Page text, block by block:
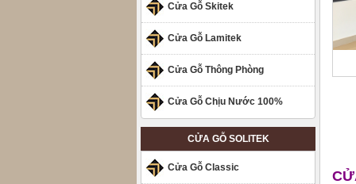
Cửa Gỗ Skitek
Cửa Gỗ Lamitek
Cửa Gỗ Thông Phòng
Cửa Gỗ Chịu Nước 100%
CỬA GỖ SOLITEK
Cửa Gỗ Classic